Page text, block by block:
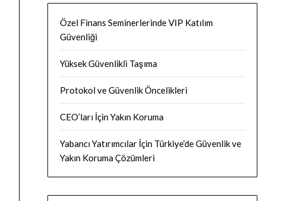
Özel Finans Seminerlerinde VIP Katılım
Güvenliği
Yüksek Güvenlikli Taşıma
Protokol ve Güvenlik Öncelikleri
CEO’ları İçin Yakın Koruma
Yabancı Yatırımcılar İçin Türkiye’de Güvenlik ve
Yakın Koruma Çözümleri